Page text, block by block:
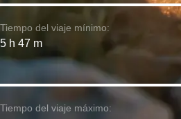
Tiempo del viaje mínimo:
5 h 47 m
Tiempo del viaje máximo: